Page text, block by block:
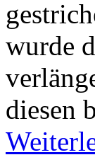
wurde
diesen